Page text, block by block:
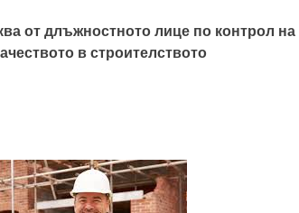
от длъжностното лице по контрол на
в строителството